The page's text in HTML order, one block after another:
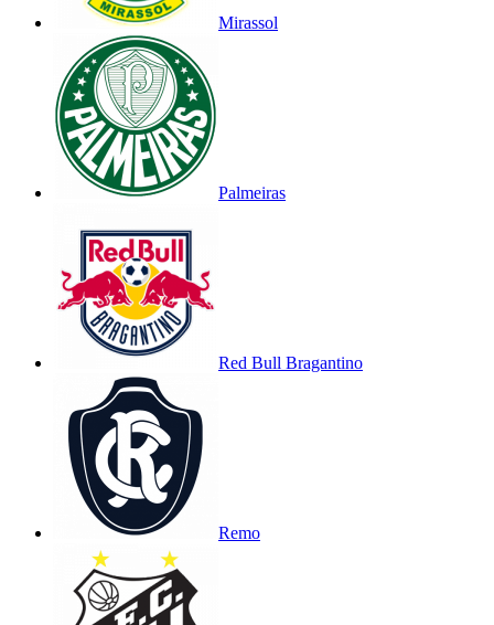
Mirassol
Palmeiras
Red Bull Bragantino
Remo